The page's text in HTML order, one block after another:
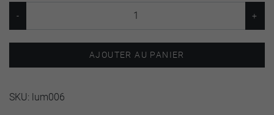
AJOUTER AU PANIER
SKU: lum006